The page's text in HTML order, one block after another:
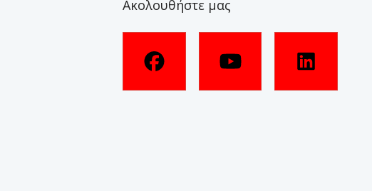
Ακολουθήστε μας